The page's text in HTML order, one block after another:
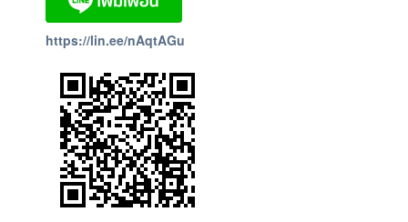
https://lin.ee/nAqtAGu